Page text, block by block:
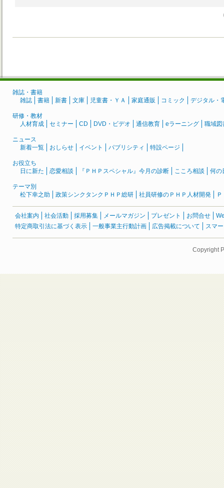
雑誌・書籍
雑誌
書籍 新書 文庫 児童書・ＹＡ 家庭通販 コミック デジタル・
研修・教材
人材育成
セミナー CD DVD・ビデオ 通信教育 eラーニング 職域図
ニュース
新着一覧
おしらせ イベント パブリシティ 特設ページ
お役立ち
日に新た
恋愛相談 『ＰＨＰスペシャル』今月の診断 こころ相談 何の
テーマ別
松下幸之助
政策シンクタンクＰＨＰ総研 社員研修のＰＨＰ人材開発
会社案内 社会活動 採用募集 メールマガジン プレゼント お問合せ
特定商取引法に基づく表示
一般事業主行動計画 広告掲載について スマ
Copyright